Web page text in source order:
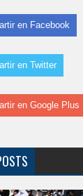
en Facebook
en Twitter
en Google Plus